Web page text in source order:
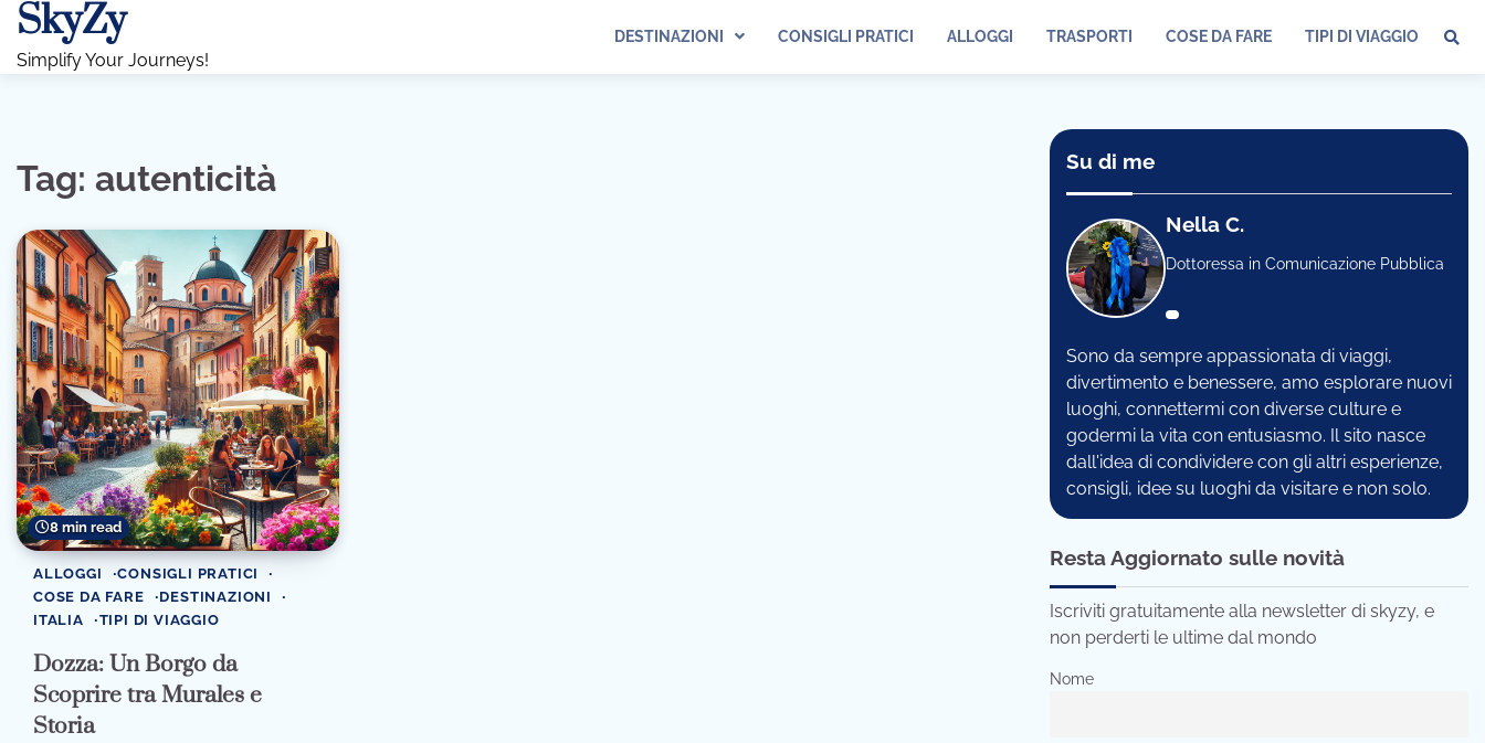
Skip
content
SkyZy
Simplify Your Journeys!
DESTINAZIONI CONSIGLI PRATICI ALLOGGI TRASPORTI COSE DA FARE TIPI DI VIAGGIO
Tag: autenticità
8 min read
ALLOGGI
CONSIGLI PRATICI
COSE DA FARE
DESTINAZIONI
ITALIA
TIPI DI VIAGGIO
Dozza: Un Borgo da
Scoprire tra Murales e
Storia
Su di me
Nella C.
Dottoressa in Comunicazione Pubblica
Sono da sempre appassionata di viaggi,
divertimento e benessere, amo esplorare nuovi
luoghi, connettermi con diverse culture e
godermi la vita con entusiasmo. Il sito nasce
dall'idea di condividere con gli altri esperienze,
consigli, idee su luoghi da visitare e non solo.
Resta Aggiornato sulle novità
Iscriviti gratuitamente alla newsletter di skyzy, e
non perderti le ultime dal mondo
Nome